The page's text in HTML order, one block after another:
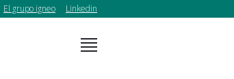
El grupo igneo Linkedin